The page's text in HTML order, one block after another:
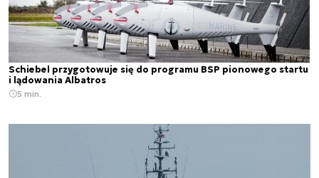
Schiebel przygotowuje się do programu BSP pionowego startu
i lądowania Albatros
5 min.